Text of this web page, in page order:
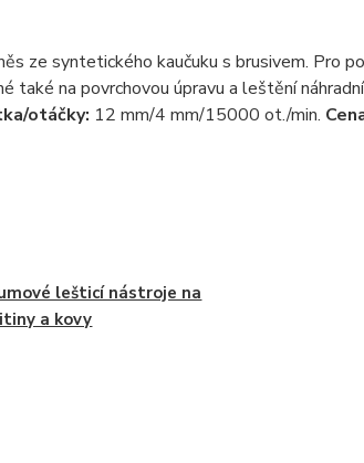
ze syntetického kaučuku s brusivem. Pro
na povrchovou úpravu a leštění
otáčky: 12 mm/4 mm/15000 ot./min.
lešticí nástroje na
a kovy